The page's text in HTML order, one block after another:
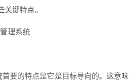
关键特点。
要的特点是它是目标导向的。这意味